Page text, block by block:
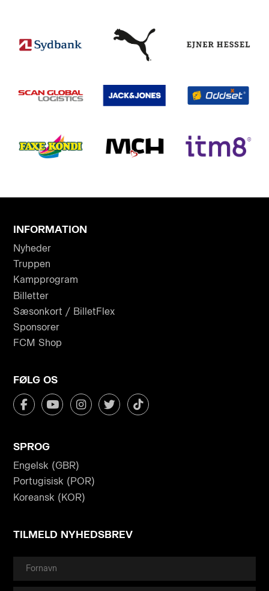
INFORMATION
Nyheder
Truppen
Kampprogram
Billetter
Sæsonkort / BilletFlex
Sponsorer
FCM Shop
FØLG OS
SPROG
Engelsk (GBR)
Portugisisk (POR)
Koreansk (KOR)
TILMELD NYHEDSBREV